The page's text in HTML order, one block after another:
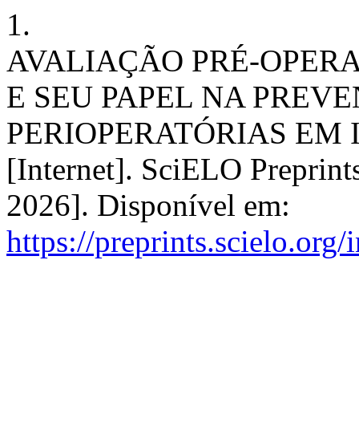
1.
AVALIAÇÃO PRÉ-
E SEU PAPEL NA
PERIOPERATÓRIAS EM
[Internet]. SciELO
2026]. Disponível em:
https://